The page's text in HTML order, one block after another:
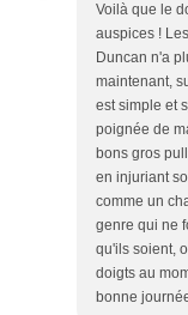
Voilà que le
auspices !
Duncan n'a
maintenant,
est simple et
poignée de
bons gros
en injuriant
comme un
genre qui ne
qu'ils soient,
doigts au
bonne